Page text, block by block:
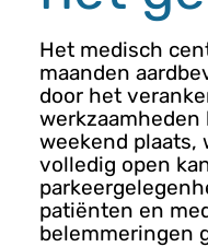
u
Het medisch
maanden
door het
weekend plaats,
volledig open
patiënten en
belemmeringen